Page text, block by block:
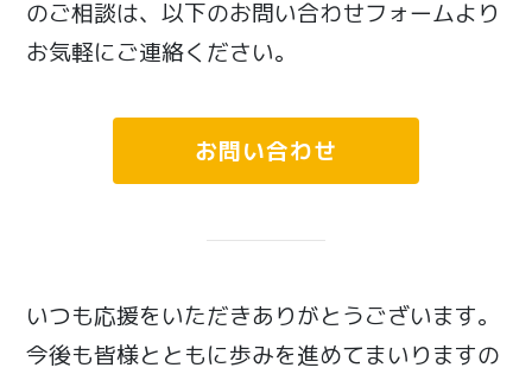
のご相談は、以下のお問い合わせフォームより
お気軽にご連絡ください。
お問い合わせ
いつも応援をいただきありがとうございます。
今後も皆様とともに歩みを進めてまいりますの